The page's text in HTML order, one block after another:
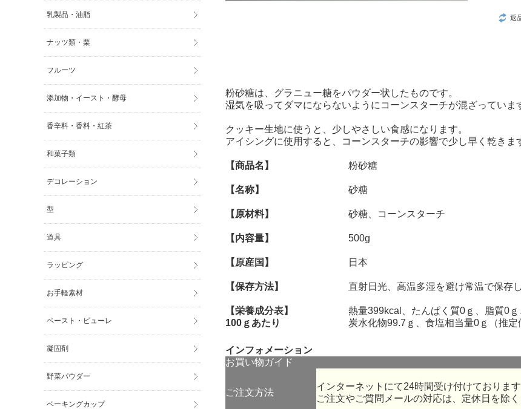
返
粉砂糖は、グラニュー糖をパウダー状したものです。
湿気を吸ってダマにならないようにコーンスターチが混ざっていま
クッキー生地に使うと、少しやさしい食感になります。
アイシングに使用すると、コーンスターチの影響で少し早く乾きま
【商品名】 粉砂糖
【名称】 砂糖
【原材料】 砂糖、コーンスターチ
【内容量】 500g
【原産国】 日本
【保存方法】 直射日光、高温多湿を避け常温で保存
【栄養成分表】
100ｇあたり
熱量399kcal、たんぱく質0ｇ、脂質0ｇ
炭水化物99.7ｇ、食塩相当量0ｇ（推定
インフォメーション
お買い物ガイド
ご注文方法
インターネットにて24時間受け付けております
ご注文やご質問メールの対応は、定休日を除
乳製品・油脂
ナッツ類・栗
フルーツ
添加物・イースト・酵母
香辛料・香料・紅茶
和菓子類
デコレーション
型
道具
ラッピング
お手軽素材
ペースト・ピューレ
凝固剤
野菜パウダー
ベーキングカップ